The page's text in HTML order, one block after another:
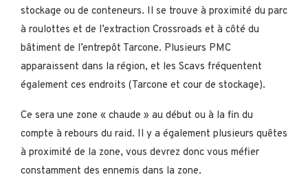
stockage ou de conteneurs. Il se trouve à proximité du parc
à roulottes et de l’extraction Crossroads et à côté du
bâtiment de l’entrepôt Tarcone. Plusieurs PMC
apparaissent dans la région, et les Scavs fréquentent
également ces endroits (Tarcone et cour de stockage).
Ce sera une zone « chaude » au début ou à la fin du
compte à rebours du raid. Il y a également plusieurs quêtes
à proximité de la zone, vous devrez donc vous méfier
constamment des ennemis dans la zone.